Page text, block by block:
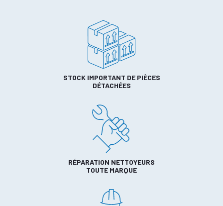
STOCK IMPORTANT DE PIÈCES
DÉTACHÉES
RÉPARATION NETTOYEURS
TOUTE MARQUE